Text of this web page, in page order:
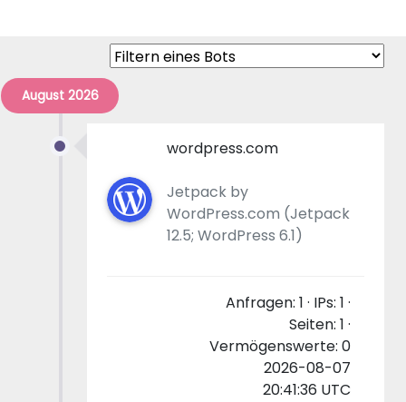
August 2026
wordpress.com
Jetpack by
WordPress.com (Jetpack
12.5; WordPress 6.1)
Anfragen: 1 · IPs: 1 ·
Seiten: 1 ·
Vermögenswerte: 0
2026-08-07
20:41:36 UTC